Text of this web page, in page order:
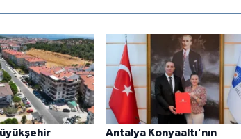
Antalya Konyaaltı'nın